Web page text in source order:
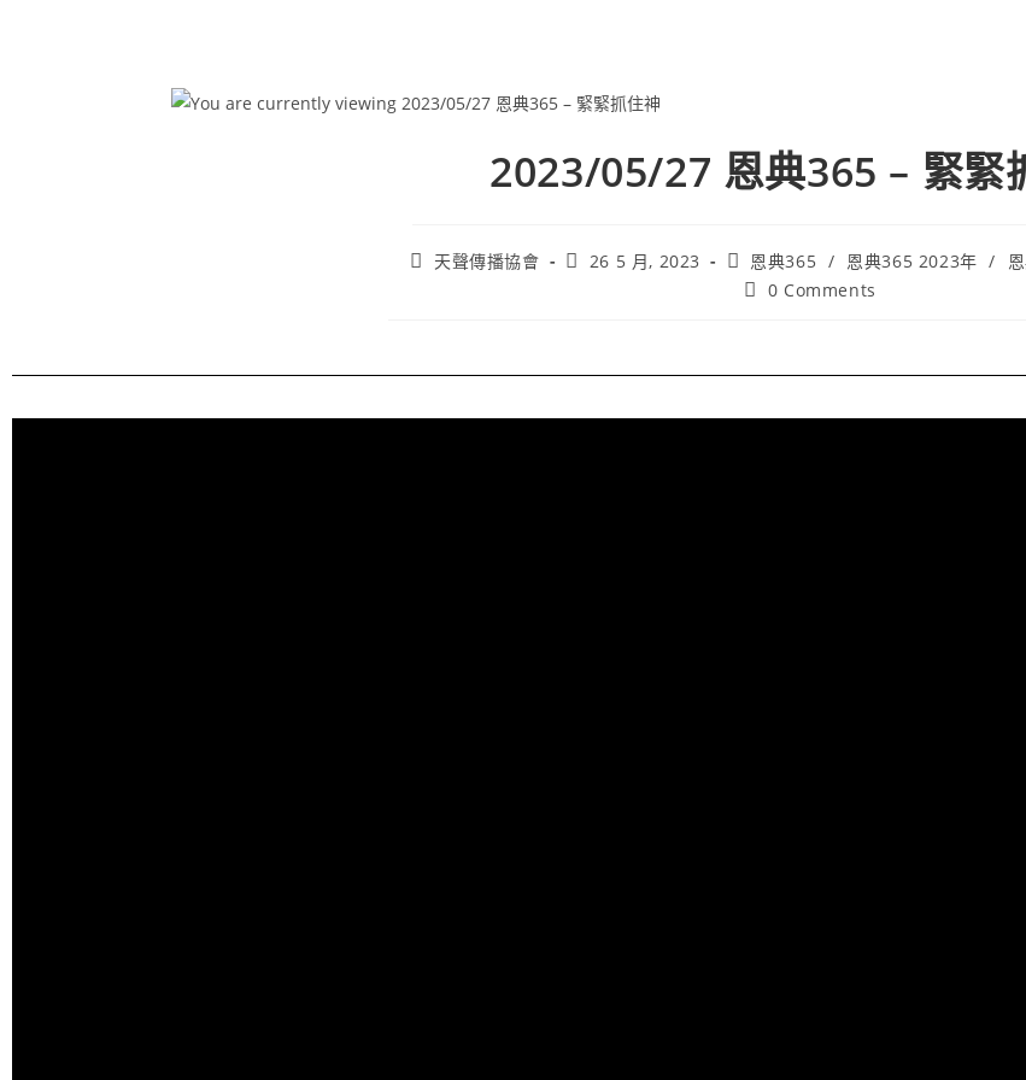
2023/05/27 恩典365 – 緊緊
天聲傳播協會 26 5 月, 2023 恩典365 / 恩典365 2023年 /
0 Comments